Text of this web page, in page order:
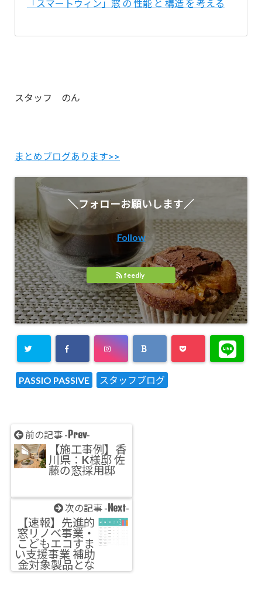
「スマートウィン」窓 の 性能 と 構造 を 考える
スタッフ のん
まとめブログあります>>
＼フォローお願いします／
Follow
feedly
PASSIO PASSIVE スタッフブログ
前の記事 - Prev-
【施工事例】香
川県：K様邸 佐
藤の窓採用邸
次の記事 - Next-
【速報】先進的
窓リノベ事業・
こどもエコすま
い支援事業 補助
金対象製品とな
りました